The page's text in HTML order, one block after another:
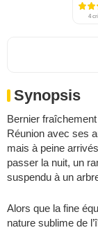
4
Synopsis
Bernier
Réunion avec ses
mais à peine
passer la nuit, un
suspendu à un
Alors que la fine
nature sublime de